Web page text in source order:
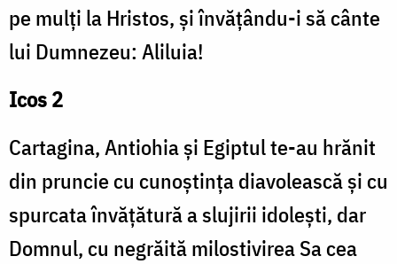
pe mulți la Hristos, și învățându-i să cânte
lui Dumnezeu: Aliluia!
Icos 2
Cartagina, Antiohia și Egiptul te-au hrănit
din pruncie cu cunoștința diavolească și cu
spurcata învățătură a slujirii idolești, dar
Domnul, cu negrăită milostivirea Sa cea